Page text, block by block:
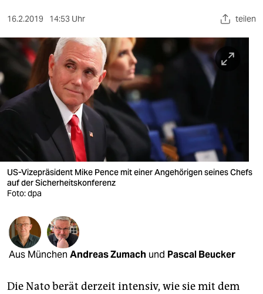
sport
berlin
nord
wahrheit
verlag
verlag
veranstaltungen
fragen & hilfe
unterstützen
16.2.2019 14:53 Uhr teilen
US-Vizepräsident Mike Pence mit einer Angehörigen seines Chefs
auf der Sicherheitskonferenz
Foto: dpa
Aus München Andreas Zumach und Pascal Beucker
Die Nato berät derzeit intensiv, wie sie mit dem